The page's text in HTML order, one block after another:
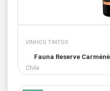
VINHOS TINTOS
Fauna Reserve
Chile